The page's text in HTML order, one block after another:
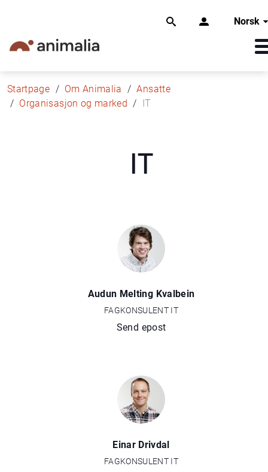
Norsk
Startpage Om Animalia
Ansatte
Organisasjon og marked
IT
IT
Audun Melting Kvalbein
FAGKONSULENT IT
Send epost
Einar Drivdal
FAGKONSULENT IT